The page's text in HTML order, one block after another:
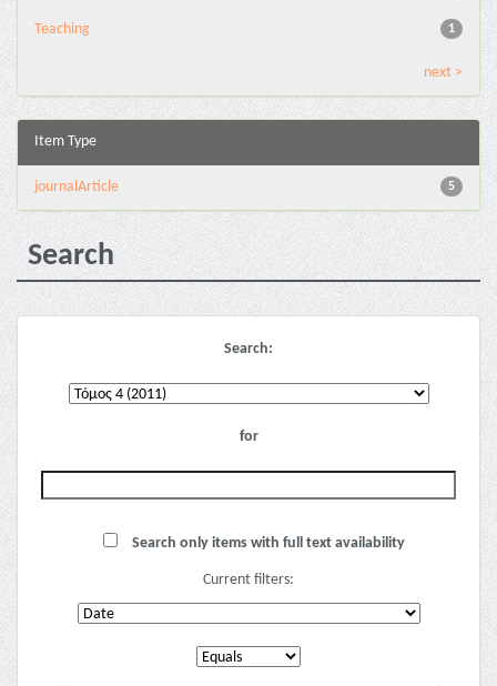
1
Teaching
next >
Item Type
5
journalArticle
Search
Search:
for
Search only items with full text availability
Current filters: